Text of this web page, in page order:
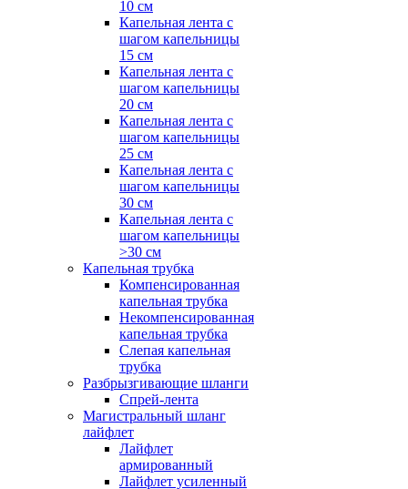
10 см
Капельная лента с
шагом капельницы
15 см
Капельная лента с
шагом капельницы
20 см
Капельная лента с
шагом капельницы
25 см
Капельная лента с
шагом капельницы
30 см
Капельная лента с
шагом капельницы
>30 см
Капельная трубка
Компенсированная
капельная трубка
Некомпенсированная
капельная трубка
Слепая капельная
трубка
Разбрызгивающие шланги
Спрей-лента
Магистральный шланг
лайфлет
Лайфлет
армированный
Лайфлет усиленный